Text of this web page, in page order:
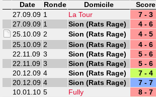
Date
Ronde Domicile Score
27.09.09 1 La Tour 7 - 3
27.09.09 1 Sion (Rats Rage) 4 - 6
25.10.09 2 Sion (Rats Rage) 4 - 5
25.10.09 2 Sion (Rats Rage) 4 - 6
22.11.09 3 Sion (Rats Rage) 5 - 6
22.11.09 3 Sion (Rats Rage) 5 - 6
20.12.09 4 Sion (Rats Rage) 7 - 4
20.12.09 4 Sion (Rats Rage) 7 - 7
10.01.10 5 Fully 8 - 7